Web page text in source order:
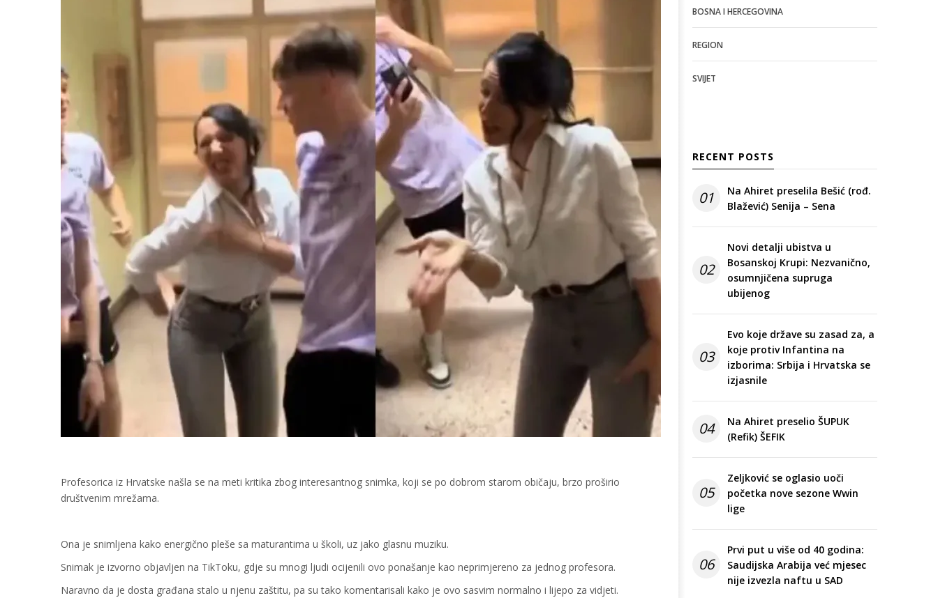
Profesorica iz Hrvatske našla se na meti kritika zbog interesantnog snimka, koji se po dobrom starom običaju, brzo proširio
društvenim mrežama.
Ona je snimljena kako energično pleše sa maturantima u školi, uz jako glasnu muziku.
Snimak je izvorno objavljen na TikToku, gdje su mnogi ljudi ocijenili ovo ponašanje kao neprimjereno za jednog profesora.
Naravno da je dosta građana stalo u njenu zaštitu, pa su tako komentarisali kako je ovo sasvim normalno i lijepo za vidjeti.
BOSNA I HERCEGOVINA
REGION
SVIJET
RECENT POSTS
01
Na Ahiret preselila Bešić (rođ.
Blažević) Senija – Sena
02
Novi detalji ubistva u
Bosanskoj Krupi: Nezvanično,
osumnjičena supruga
ubijenog
03
Evo koje države su zasad za, a
koje protiv Infantina na
izborima: Srbija i Hrvatska se
izjasnile
04
Na Ahiret preselio ŠUPUK
(Refik) ŠEFIK
05
Zeljković se oglasio uoči
početka nove sezone Wwin
lige
06
Prvi put u više od 40 godina:
Saudijska Arabija već mjesec
nije izvezla naftu u SAD